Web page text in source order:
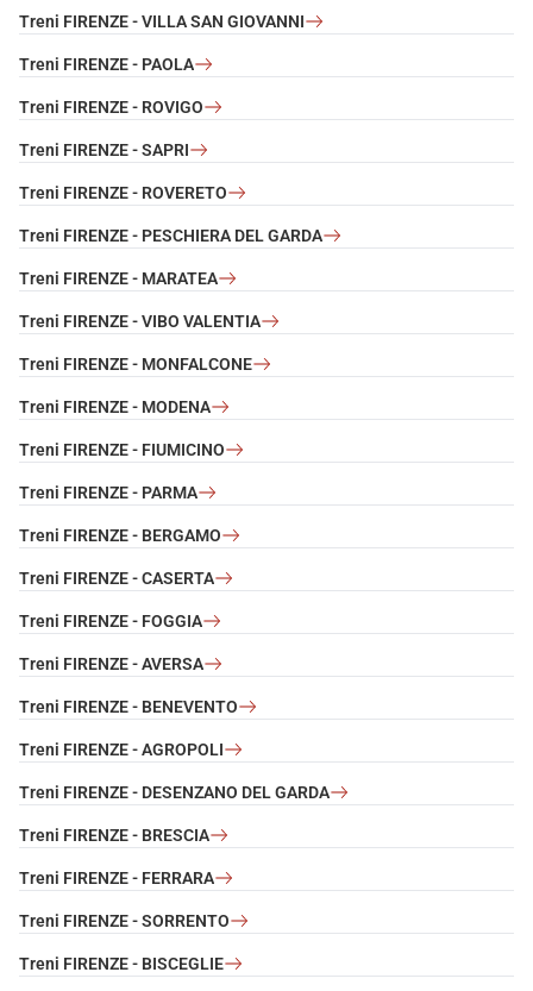
Treni FIRENZE - VILLA SAN GIOVANNI
Treni FIRENZE - PAOLA
Treni FIRENZE - ROVIGO
Treni FIRENZE - SAPRI
Treni FIRENZE - ROVERETO
Treni FIRENZE - PESCHIERA DEL GARDA
Treni FIRENZE - MARATEA
Treni FIRENZE - VIBO VALENTIA
Treni FIRENZE - MONFALCONE
Treni FIRENZE - MODENA
Treni FIRENZE - FIUMICINO
Treni FIRENZE - PARMA
Treni FIRENZE - BERGAMO
Treni FIRENZE - CASERTA
Treni FIRENZE - FOGGIA
Treni FIRENZE - AVERSA
Treni FIRENZE - BENEVENTO
Treni FIRENZE - AGROPOLI
Treni FIRENZE - DESENZANO DEL GARDA
Treni FIRENZE - BRESCIA
Treni FIRENZE - FERRARA
Treni FIRENZE - SORRENTO
Treni FIRENZE - BISCEGLIE